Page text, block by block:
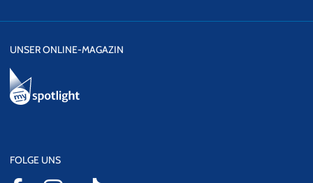
UNSER ONLINE-MAGAZIN
FOLGE UNS